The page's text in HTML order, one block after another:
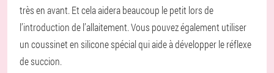
très en avant. Et cela aidera beaucoup le petit lors de
l’introduction de l’allaitement. Vous pouvez également utiliser
un coussinet en silicone spécial qui aide à développer le réflexe
de succion.